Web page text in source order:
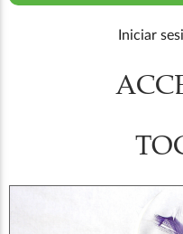
Iniciar